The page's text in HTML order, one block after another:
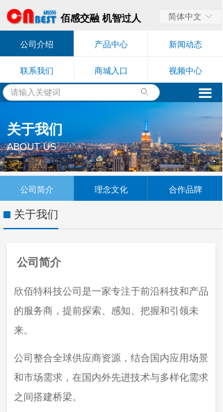
佰感交融 机智过人 ꀅ
简体中文
끀
ꄙ
公司介绍 产品中心 新闻动态
联系我们 商城入口 视频中心
关于我们
ABOUT US
公司简介 理念文化 合作品牌
关于我们
公司简介
欣佰特科技公司是一家专注于前沿科技和产品
的服务商，提前探索、感知、把握和引领未
来。
公司整合全球供应商资源，结合国内应用场景
和市场需求，在国内外先进技术与多样化需求
之间搭建桥梁。